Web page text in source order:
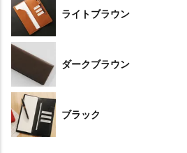
ライトブラウン
ダークブラウン
ブラック